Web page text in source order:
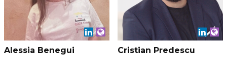
Alessia Benegui Cristian Predescu